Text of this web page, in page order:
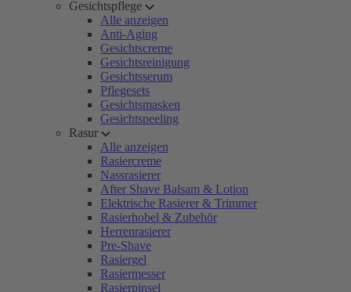
Gesichtspflege
Alle anzeigen
Anti-Aging
Gesichtscreme
Gesichtsreinigung
Gesichtsserum
Pflegesets
Gesichtsmasken
Gesichtspeeling
Rasur
Alle anzeigen
Rasiercreme
Nassrasierer
After Shave Balsam & Lotion
Elektrische Rasierer & Trimmer
Rasierhobel & Zubehör
Herrenrasierer
Pre-Shave
Rasiergel
Rasiermesser
Rasierpinsel